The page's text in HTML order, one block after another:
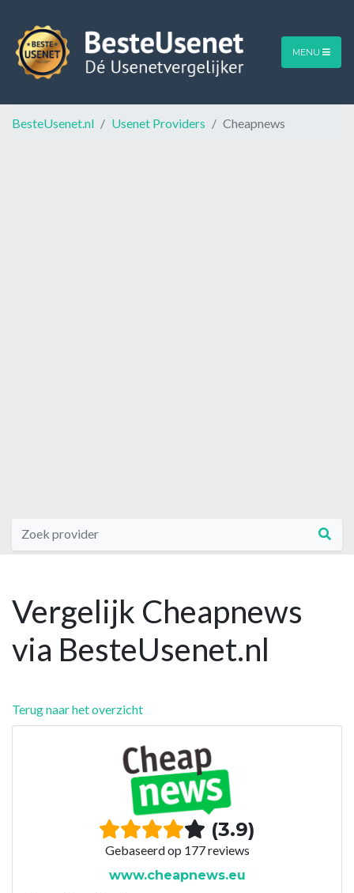
MENU
BesteUsenet.nl Usenet Providers Cheapnews
Vergelijk Cheapnews
via BesteUsenet.nl
Terug naar het overzicht
(3.9)
Gebaseerd op 177 reviews
www.cheapnews.eu